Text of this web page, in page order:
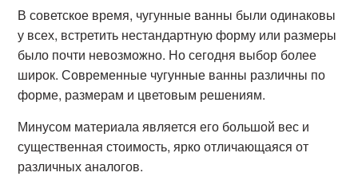
В советское время, чугунные ванны были одинаковы
у всех, встретить нестандартную форму или размеры
было почти невозможно. Но сегодня выбор более
широк. Современные чугунные ванны различны по
форме, размерам и цветовым решениям.
Минусом материала является его большой вес и
существенная стоимость, ярко отличающаяся от
различных аналогов.